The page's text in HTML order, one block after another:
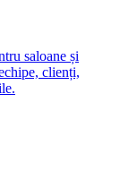
saloane și
clienți,